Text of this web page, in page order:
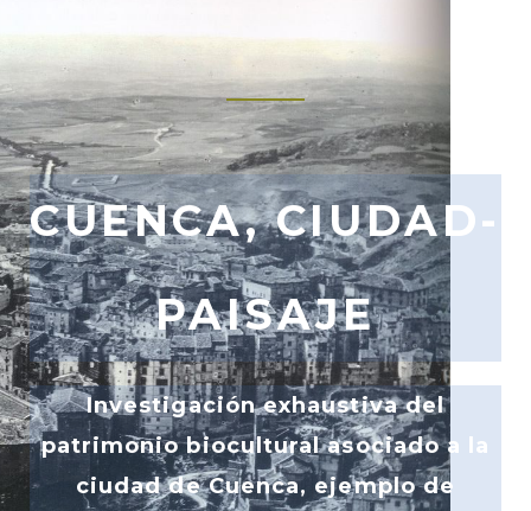
CUENCA, CIUDAD-
PAISAJE
Investigación exhaustiva del
patrimonio biocultural asociado a la
ciudad de Cuenca, ejemplo de